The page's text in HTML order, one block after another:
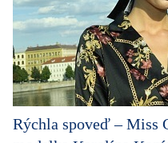
Rýchla spoveď – Miss